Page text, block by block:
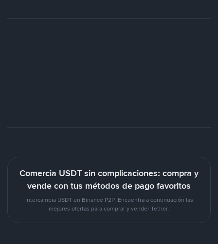
Comercia USDT sin complicaciones: compra y
vende con tus métodos de pago favoritos
Intercambia USDT en Binance P2P. Encuentra a continuación las
mejores ofertas para comprar y vender Tether.